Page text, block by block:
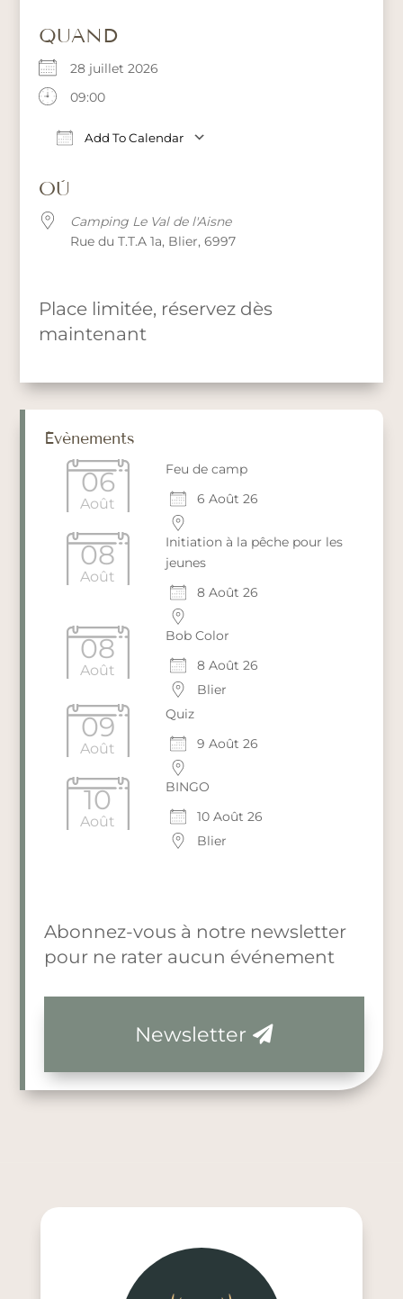
QUAND
28 juillet 2026
09:00
Add To Calendar
OÙ
Camping Le Val de l'Aisne
Rue du T.T.A 1a, Blier, 6997
Place limitée, réservez dès
maintenant
Évènements
06
Août
Feu de camp
6 Août 26
08
Août
Initiation à la pêche pour les
jeunes
8 Août 26
08
Août
Bob Color
8 Août 26
Blier
09
Août
Quiz
9 Août 26
10
Août
BINGO
10 Août 26
Blier
Abonnez-vous à notre newsletter
pour ne rater aucun événement
Newsletter